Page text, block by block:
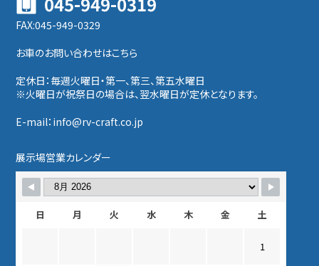
FAX:045-949-0329
お車のお問い合わせはこちら
定休日：毎週火曜日・第一、第三、第五水曜日
※火曜日が祝祭日の場合は、翌水曜日が定休となります。
E-mail：info@rv-craft.co.jp
展示場営業カレンダー
日 月 火 水 木 金 土
1